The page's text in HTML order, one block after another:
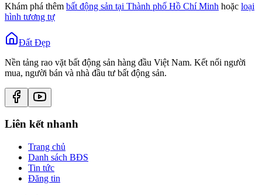
Khám phá thêm bất động sản tại Thành phố Hồ Chí Minh hoặc loại
hình tương tự
Đất Đẹp
Nền tảng rao vặt bất động sản hàng đầu Việt Nam. Kết nối người
mua, người bán và nhà đầu tư bất động sản.
Liên kết nhanh
Trang chủ
Danh sách BĐS
Tin tức
Đăng tin